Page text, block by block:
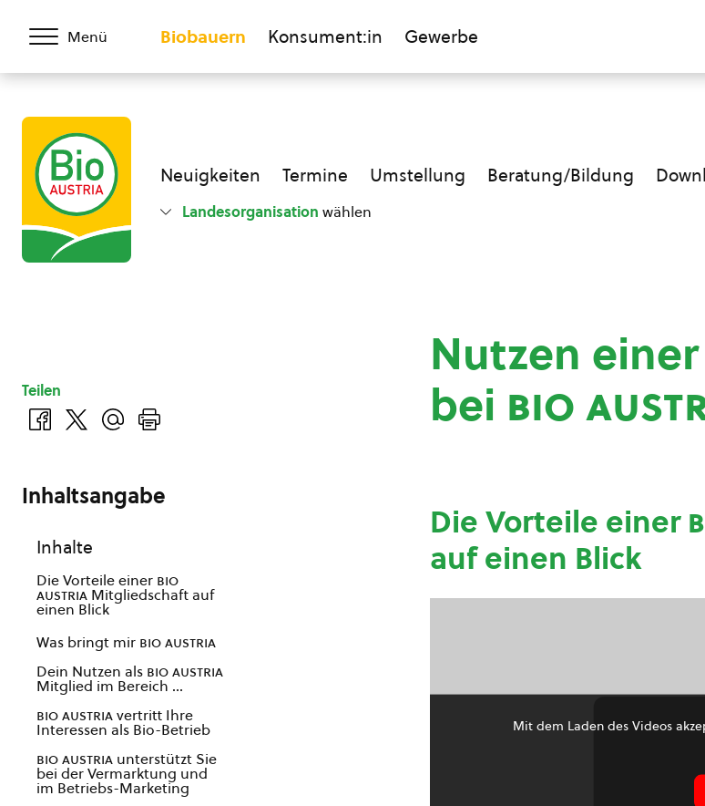
Menü Biobauern Konsument:in Gewerbe
Neuigkeiten Termine Umstellung Beratung/Bildung
Landesorganisation wählen
Nutzen
bei bio
Die Vorteile einer
auf einen Blick
Mit dem Laden des Videos
Teilen
Inhaltsangabe
Inhalte
Die Vorteile einer bio
austria Mitgliedschaft auf
einen Blick
Was bringt mir bio austria
Dein Nutzen als bio austria
Mitglied im Bereich …
bio austriavertritt Ihre
Interessen als Bio-Betrieb
bio austria unterstützt Sie
bei der Vermarktung und
im Betriebs-Marketing